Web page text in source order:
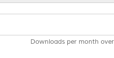
Downloads per month